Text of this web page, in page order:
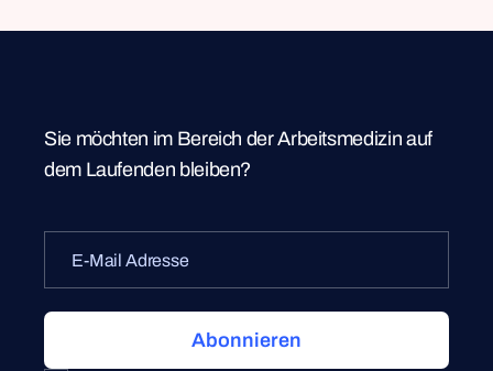
Sie möchten im Bereich der Arbeitsmedizin auf
dem Laufenden bleiben?